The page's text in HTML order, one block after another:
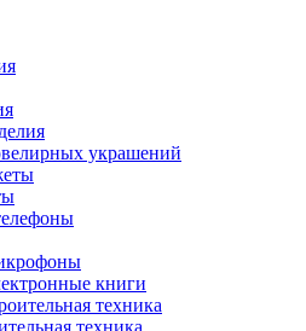
украшений
книги
техника